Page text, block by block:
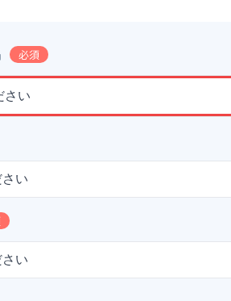
必須
さい
い
い